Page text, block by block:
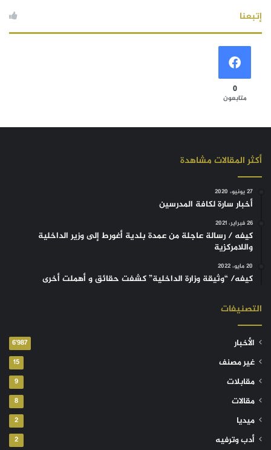
إتبعنا
0
متابعون
أكثر المقالات مشاهدة
27 يونيو، 2020
أخبار سارة لكافة المدرسين
26 فبراير، 2021
كيفه / رسالة عاجلة من عمدة بلدية أغورط إلى وزير الداخلية
واللامركزية
20 مايو، 2022
كيفه/ “وثيقة وزارة الداخلية” كشفت حقائق و أهملت أخرى
التصنيفات
الأخبار 6٬987
غير مصنف 15
مقابلات 9
مقالات 8
ميديا 2
أدب وترفيه 2